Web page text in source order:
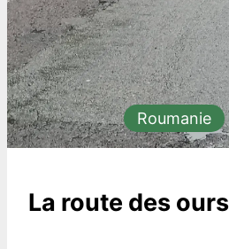
Roumanie
La route des ours